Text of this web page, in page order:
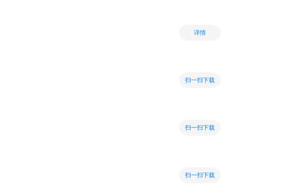
详情
扫一扫下载
扫一扫下载
扫一扫下载